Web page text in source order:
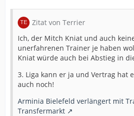
Zitat von Terrier
Ich, der Mitch Kniat und auch
unerfahrenen Trainer je haben
Kniat würde auch bei Abstieg in
3. Liga kann er ja und Vertrag hat
auch noch!
Arminia Bielefeld verlängert mit
Transfermarkt